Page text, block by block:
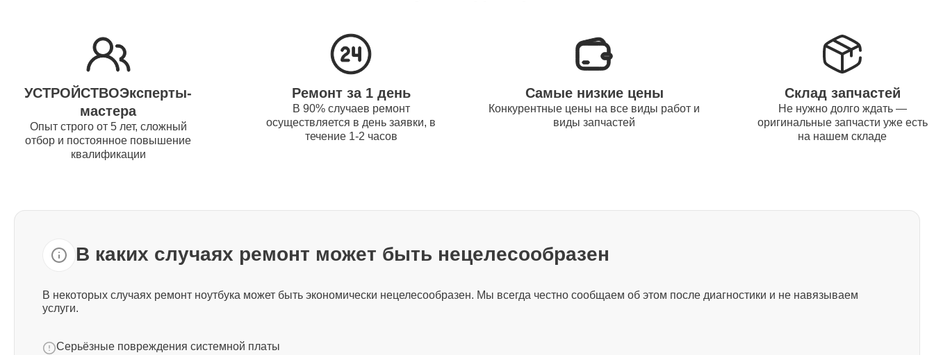
Ремонт вебкамеры Thunderobot
Ремонт петель крышки Thunderobot
Ремонт южного моста Thunderobot 80 мин
Ремонт USB порта Thunderobot
УСТРОЙСТВОЭксперты-
мастера
Опыт строго от 5 лет, сложный
отбор и постоянное повышение
квалификации
Ремонт за 1 день
В 90% случаев ремонт
осуществляется в день заявки, в
течение 1-2 часов
Самые низкие цены
Конкурентные цены на все виды работ и
виды запчастей
Склад запчастей
Не нужно долго ждать —
оригинальные запчасти уже есть
на нашем складе
В каких случаях ремонт может быть нецелесообразен
В некоторых случаях ремонт ноутбука может быть экономически нецелесообразен. Мы всегда честно сообщаем об этом после диагностики и не навязываем
услуги.
Серьёзные повреждения системной платы